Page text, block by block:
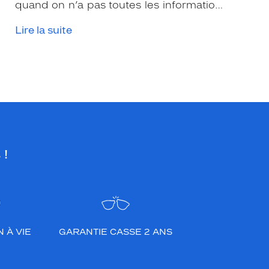
quand on n’a pas toutes les informations
pour vous conseiller et apporter leur
Lire la suite
!
À VIE GARANTIE CASSE 2 ANS